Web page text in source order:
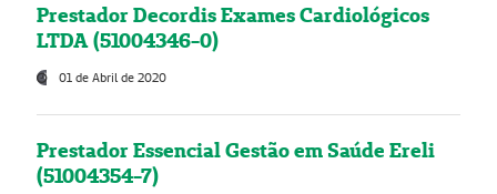
Prestador Decordis Exames Cardiológicos
LTDA (51004346-0)
01 de Abril de 2020
Prestador Essencial Gestão em Saúde Ereli
(51004354-7)